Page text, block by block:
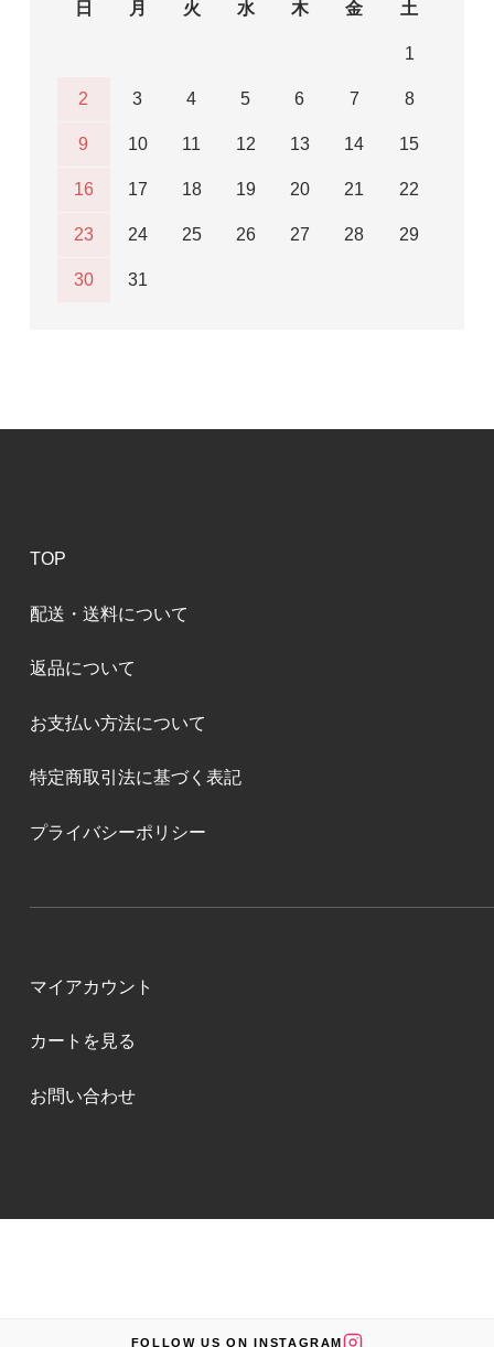
日
月 火 水 木 金 土
1
2 3 4 5 6 7 8
9 10 11 12 13 14 15
16 17 18 19 20 21 22
23 24 25 26 27 28 29
30 31
TOP
配送・送料について
返品について
お支払い方法について
特定商取引法に基づく表記
プライバシーポリシー
マイアカウント
カートを見る
お問い合わせ
FOLLOW US ON INSTAGRAM